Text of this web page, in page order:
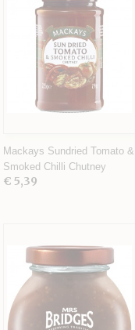
Mackays Sundried Tomato &
Smoked Chilli Chutney
€ 5,39